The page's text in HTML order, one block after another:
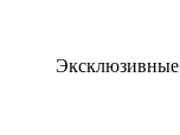
Эксклюзивные